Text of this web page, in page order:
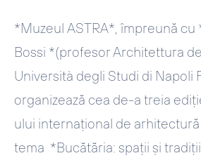
*Muzeul ASTRA*, împreună cu
Bossi *(profesor Architettura
Università degli Studi di Napoli
organizează cea de-a treia
ului internațional de
tema *Bucătăria: spații și